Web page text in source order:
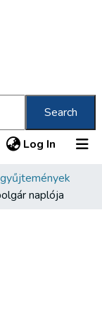
Search
Log In (current)
naplója